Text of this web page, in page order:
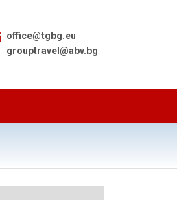
office@tgbg.eu
grouptravel@abv.bg